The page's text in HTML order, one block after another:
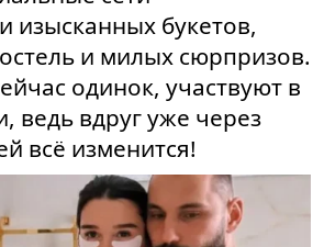
изысканных букетов,
и милых сюрпризов.
одинок, участвуют в
ведь вдруг уже через
всё изменится!